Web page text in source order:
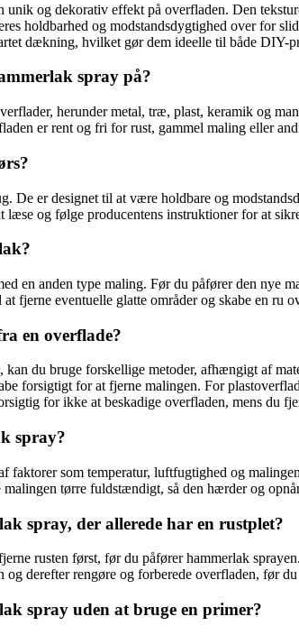
og dekorativ effekt på overfladen. Den
holdbarhed og modstandsdygtighed over for
dækning, hvilket gør dem ideelle til både DIY-
spray på?
herunder metal, træ, plast, keramik og
er rent og fri for rust, gammel maling eller
De er designet til at være holdbare og
læse og følge producentens instruktioner for at
en anden type maling. Før du påfører den
fjerne eventuelle glatte områder og skabe en
en overflade?
du bruge forskellige metoder, afhængigt af
forsigtigt for at fjerne malingen. For
for ikke at beskadige overfladen, mens du
spray?
som temperatur, luftfugtighed og
tørre fuldstændigt, så den hærder og
spray, der allerede har en rustplet?
rusten først, før du påfører hammerlak
derefter rengøre og forberede overfladen, før
spray uden at bruge en primer?